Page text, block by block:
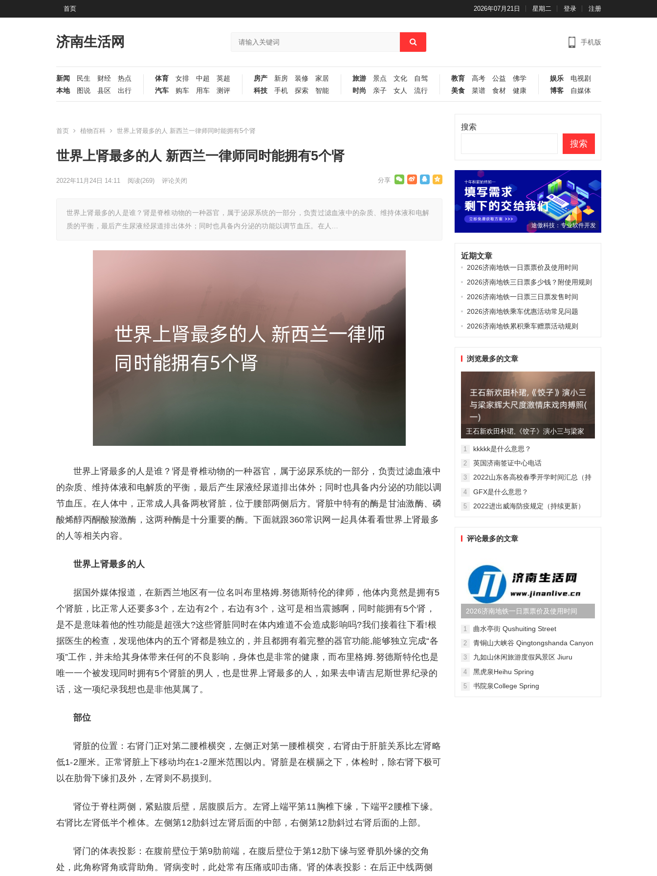
首页 2026年07月21日 星期二 登录 注册
济南生活网 手机版
新闻 民生 财经
热点
本地
图说 县区 出行
体育 女排 中超
英超
汽车
购车 用车 测评
房产 新房 装修
家居
科技
手机 探索 智能
旅游 景点 文化
自驾
时尚
亲子 女人 流行
教育 高考 公益
佛学
美食
菜谱 食材 健康
娱乐
电视剧
博客
自媒体
首页 植物百科 世界上肾最多的人 新西兰一律师同时能拥有5个肾
世界上肾最多的人 新西兰一律师同时能拥有5个肾
2022年11月24日 14:11 阅读(269) 评论关闭
世界上肾最多的人是谁？肾是脊椎动物的一种器官，属于泌尿系统的一部分，负责过滤血液中的杂质、维持体液和电解
质的平衡，最后产生尿液经尿道排出体外；同时也具备内分泌的功能以调节血压。在人…
世界上肾最多的人是谁？肾是脊椎动物的一种器官，属于泌尿系统的一部分，负责过滤血液中
的杂质、维持体液和电解质的平衡，最后产生尿液经尿道排出体外；同时也具备内分泌的功能以调
节血压。在人体中，正常成人具备两枚肾脏，位于腰部两侧后方。肾脏中特有的酶是甘油激酶、磷
酸烯醇丙酮酸羧激酶，这两种酶是十分重要的酶。下面就跟360常识网一起具体看看世界上肾最多
的人等相关内容。
世界上肾最多的人
据国外媒体报道，在新西兰地区有一位名叫布里格姆.努德斯特伦的律师，他体内竟然是拥有5
个肾脏，比正常人还要多3个，左边有2个，右边有3个，这可是相当震撼啊，同时能拥有5个肾，
是不是意味着他的性功能是超强大?这些肾脏同时在体内难道不会造成影响吗?我们接着往下看!根
据医生的检查，发现他体内的五个肾都是独立的，并且都拥有着完整的器官功能,能够独立完成“各
项”工作，并未给其身体带来任何的不良影响，身体也是非常的健康，而布里格姆.努德斯特伦也是
唯一一个被发现同时拥有5个肾脏的男人，也是世界上肾最多的人，如果去申请吉尼斯世界纪录的
话，这一项纪录我想也是非他莫属了。
部位
肾脏的位置：右肾门正对第二腰椎横突，左侧正对第一腰椎横突，右肾由于肝脏关系比左肾略
低1-2厘米。正常肾脏上下移动均在1-2厘米范围以内。肾脏是在横膈之下，体检时，除右肾下极可
以在肋骨下缘扪及外，左肾则不易摸到。
肾位于脊柱两侧，紧贴腹后壁，居腹膜后方。左肾上端平第11胸椎下缘，下端平2腰椎下缘。
右肾比左肾低半个椎体。左侧第12肋斜过左肾后面的中部，右侧第12肋斜过右肾后面的上部。
肾门的体表投影：在腹前壁位于第9肋前端，在腹后壁位于第12肋下缘与竖脊肌外缘的交角
处，此角称肾角或背助角。肾病变时，此处常有压痛或叩击痛。肾的体表投影：在后正中线两侧
搜索
搜索
途傲科技：专业软件开发
近期文章
2026济南地铁一日票票价及使用时间
2026济南地铁三日票多少钱？附使用规则
2026济南地铁一日票三日票发售时间
2026济南地铁乘车优惠活动常见问题
2026济南地铁累积乘车赠票活动规则
浏览最多的文章
王石新欢田朴珺,《饺子》演小三与梁家
辉大尺度激情床戏肉搏照(...
1 kkkkk是什么意思？
2 英国济南签证中心电话
3
2022山东各高校春季开学时间汇总（持
4 GFX是什么意思？
5 2022进出威海防疫规定（持续更新）
评论最多的文章
2026济南地铁一日票票价及使用时间
1 曲水亭街 Qushuiting Street
2 青铜山大峡谷 Qingtongshanda Canyon
3
九如山休闲旅游度假风景区 Jiuru
4 黑虎泉Heihu Spring
5 书院泉College Spring